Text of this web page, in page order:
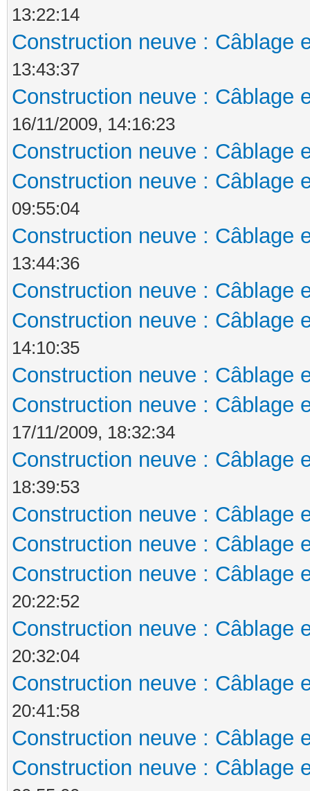
13:22:14
Construction neuve : Câblage
13:43:37
Construction neuve : Câblage
16/11/2009, 14:16:23
Construction neuve : Câblage
Construction neuve : Câblage
09:55:04
Construction neuve : Câblage
13:44:36
Construction neuve : Câblage
Construction neuve : Câblage
14:10:35
Construction neuve : Câblage
Construction neuve : Câblage
17/11/2009, 18:32:34
Construction neuve : Câblage
18:39:53
Construction neuve : Câblage
Construction neuve : Câblage
Construction neuve : Câblage
20:22:52
Construction neuve : Câblage
20:32:04
Construction neuve : Câblage
20:41:58
Construction neuve : Câblage
Construction neuve : Câblage